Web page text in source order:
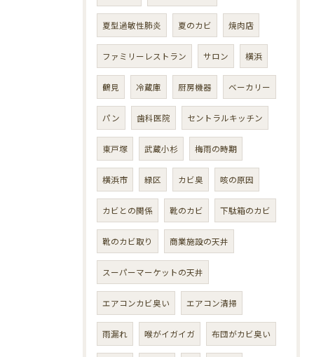
夏型過敏性肺炎 夏のカビ 焼肉店
ファミリーレストラン サロン 横浜
鶴見 冷蔵庫 厨房機器 ベーカリー
パン 歯科医院 セントラルキッチン
東戸塚 武蔵小杉 梅雨の時期
横浜市 緑区 カビ臭 咳の原因
カビとの関係 靴のカビ 下駄箱のカビ
靴のカビ取り 商業施設の天井
スーパーマーケットの天井
エアコンカビ臭い エアコン清掃
雨漏れ 喉がイガイガ 布団がカビ臭い